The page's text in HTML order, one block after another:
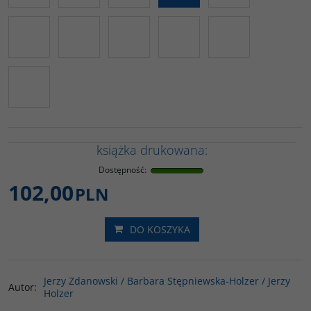
książka drukowana:
Dostępność:
102,00PLN
DO KOSZYKA
Autor:
Jerzy Zdanowski / Barbara Stępniewska-Holzer / Jerzy
Holzer